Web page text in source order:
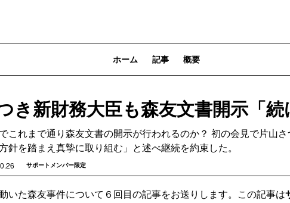
ホーム 記事 概要
き新財務大臣も森友文書開示「
これまで通り森友文書の開示が行われるのか？ 初の会見で片山
針を踏まえ真摯に取り組む」と述べ継続を約束した。
サポートメンバー限定
いた森友事件について６回目の記事をお送りします。この記事は